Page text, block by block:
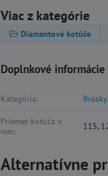
Viac z kategórie
Diamantové kotúče
Doplnkové informácie
Kategória:
Priemer kotúča v
mm:
115,
Alternatívne